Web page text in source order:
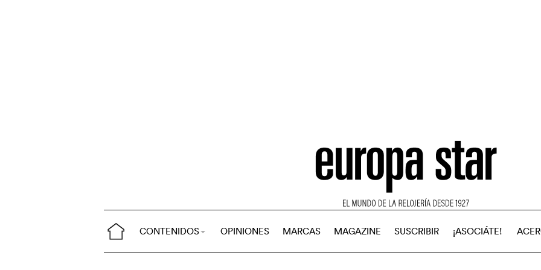
CONTENIDOS OPINIONES MARCAS MAGAZINE SUSCRIBIR ¡ASOCIÁTE!